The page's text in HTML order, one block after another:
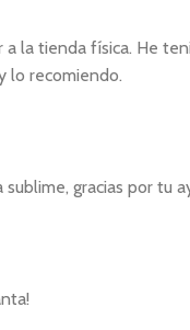
la tienda física. He
lo recomiendo.
gracias por tu